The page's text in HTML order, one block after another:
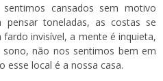
cansados sem motivo
pensar toneladas, as costas se
invisível, a mente é inquieta,
não nos sentimos bem em
esse local é a nossa casa.